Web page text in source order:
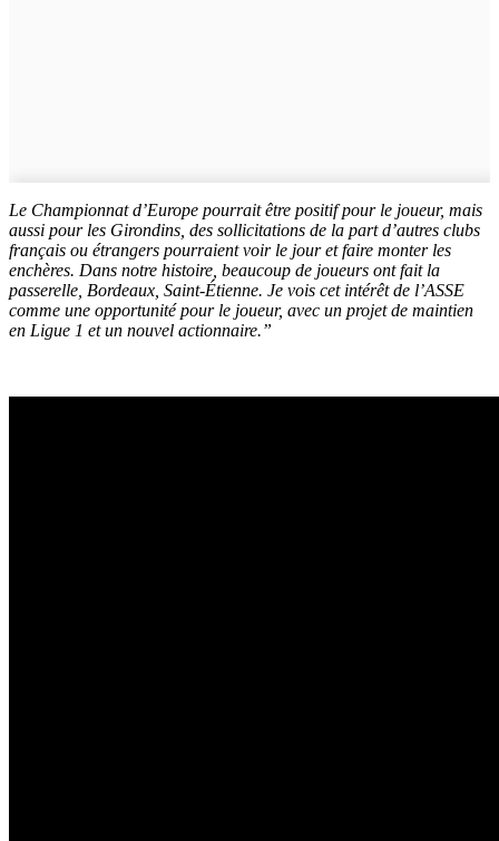
Le Championnat d’Europe pourrait être positif pour le joueur, mais
aussi pour les Girondins, des sollicitations de la part d’autres clubs
français ou étrangers pourraient voir le jour et faire monter les
enchères. Dans notre histoire, beaucoup de joueurs ont fait la
passerelle, Bordeaux, Saint-Étienne. Je vois cet intérêt de l’ASSE
comme une opportunité pour le joueur, avec un projet de maintien
en Ligue 1 et un nouvel actionnaire.”